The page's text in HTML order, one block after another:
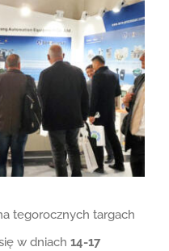
tegorocznych targach
w dniach 14-17